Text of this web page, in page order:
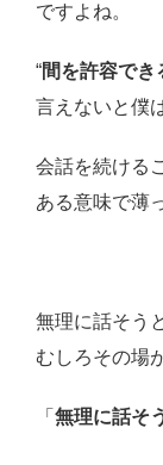
ですよね。
“間を許容でき
言えないと僕
会話を続ける
ある意味で薄
無理に話そう
むしろその場
「 無理に話そ